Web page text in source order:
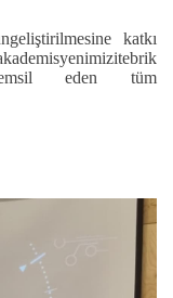
katkı
eden tüm